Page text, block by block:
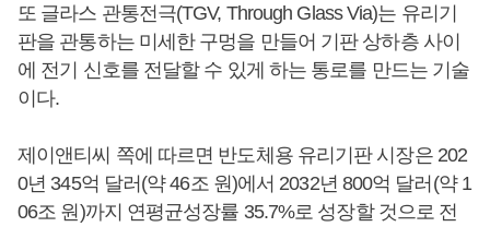
또 글라스 관통전극(TGV, Through Glass Via)는 유리기
판을 관통하는 미세한 구멍을 만들어 기판 상하층 사이
에 전기 신호를 전달할 수 있게 하는 통로를 만드는 기술
이다.
제이앤티씨 쪽에 따르면 반도체용 유리기판 시장은 202
0년 345억 달러(약 46조 원)에서 2032년 800억 달러(약 1
06조 원)까지 연평균성장률 35.7%로 성장할 것으로 전